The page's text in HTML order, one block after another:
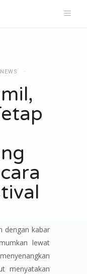
NEWS
dengan kabar
lewat
menyatakan